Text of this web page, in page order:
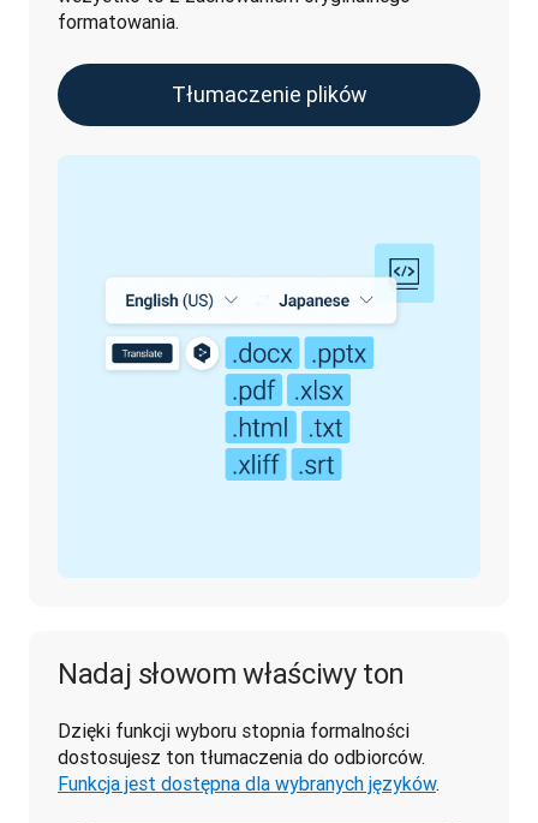
formatowania.
Tłumaczenie plików
Nadaj słowom właściwy ton
Dzięki funkcji wyboru stopnia formalności
Funkcja jest dostępna dla wybranych języków.